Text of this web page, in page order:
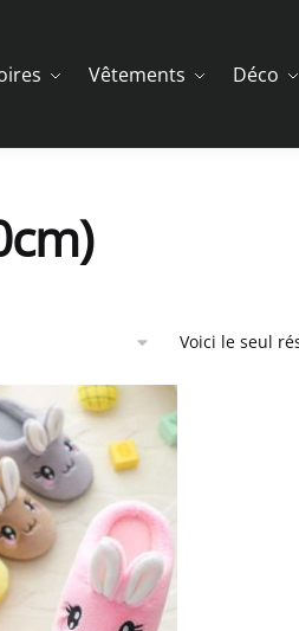
Vêtements Déco
Voici le seul